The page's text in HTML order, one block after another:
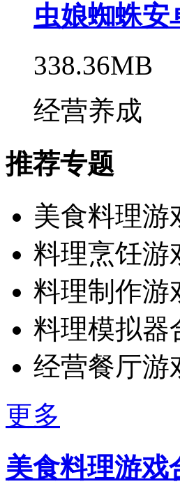
虫娘蜘蛛安
338.36MB
经营养成
推荐专题
美食料理游
料理烹饪游
料理制作游
料理模拟器
经营餐厅游
更多
美食料理游戏